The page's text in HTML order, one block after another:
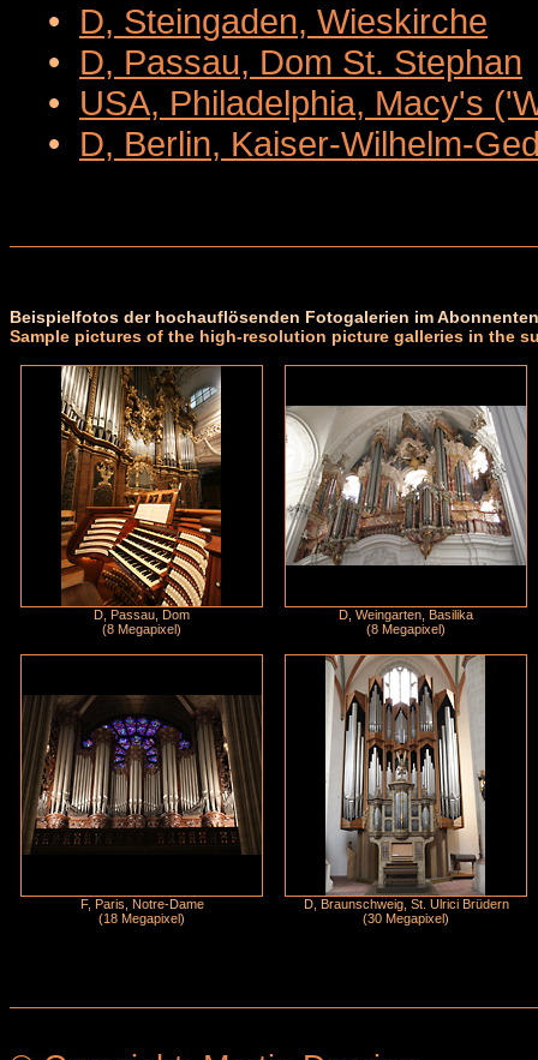
• D, Steingaden, Wieskirche
• D, Passau, Dom St. Stephan
• USA, Philadelphia, Macy's
• D, Berlin, Kaiser-Wilhelm-
Beispielfotos der hochauflösenden Fotogalerien im
Sample pictures of the high-resolution picture galleries in the
D, Passau, Dom
(8 Megapixel)
D, Weingarten, Basilika
(8 Megapixel)
F, Paris, Notre-Dame
(18 Megapixel)
D, Braunschweig, St. Ulrici Brüdern
(30 Megapixel)